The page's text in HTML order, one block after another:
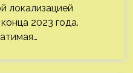
локализацией
2023 года.